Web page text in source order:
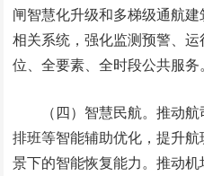
闸智慧化升级和多梯级通航
相关系统，强化监测预警、
位、全要素、全时段公共服务。
（四）智慧民航。推动
排班等智能辅助优化，提升
景下的智能恢复能力。推动